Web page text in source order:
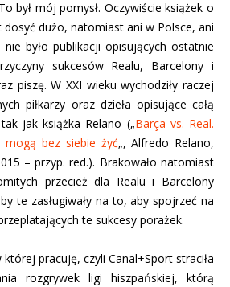
był mój pomysł. Oczywiście książek o
dosyć dużo, natomiast ani w Polsce, ani
było publikacji opisujących ostatnie
sukcesów Realu, Barcelony i
piszę. W XXI wieku wychodziły raczej
piłkarzy oraz dzieła opisujące całą
jak książka Relano („Barça vs. Real.
bez siebie żyć„, Alfredo Relano,
– przyp. red.). Brakowało natomiast
przecież dla Realu i Barcelony
te zasługiwały na to, aby spojrzeć na
te sukcesy porażek.
pracuję, czyli Canal+Sport straciła
rozgrywek ligi hiszpańskiej, którą